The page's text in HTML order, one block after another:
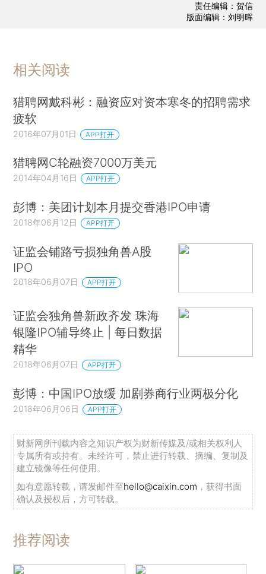
责任编辑：贺信
版面编辑：刘明晖
相关阅读
猎聘网戴科彬：融资应对资本寒冬的招聘需求
疲软
2016年07月01日 APP打开
猎聘网C轮融资7000万美元
2014年04月16日 APP打开
彭博：美团计划本月提交香港IPO申请
2018年06月12日 APP打开
证监会铺路亏损独角兽A股
IPO
2018年06月07日 APP打开
证监会独角兽新政齐发 珠海
银隆IPO辅导终止 | 每日数据
精华
2018年06月07日 APP打开
彭博：中国IPO放缓 加剧券商行业两极分化
2018年06月06日 APP打开
财新网所刊载内容之知识产权为财新传媒及/或相关权利人
专属所有或持有。未经许可，禁止进行转载、摘编、复制及
建立镜像等任何使用。
如有意愿转载，请发邮件至hello@caixin.com ，获得书面
确认及授权后，方可转载。
推荐阅读